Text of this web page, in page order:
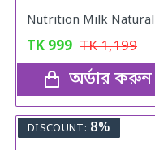
TK 999 TK1,199
অর্ডার করুন
DISCOUNT: 8%